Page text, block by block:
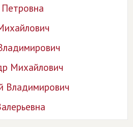
Петровна
Михайлович
Владимирович